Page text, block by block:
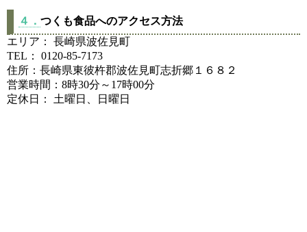
４． つくも食品へのアクセス方法
エリア： 長崎県波佐見町
TEL： 0120-85-7173
住所：長崎県東彼杵郡波佐見町志折郷１６８２
営業時間：8時30分～17時00分
定休日： 土曜日、日曜日